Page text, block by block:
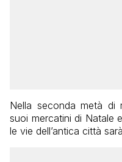
Nella seconda metà di
suoi mercatini di Natale
le vie dell’antica città